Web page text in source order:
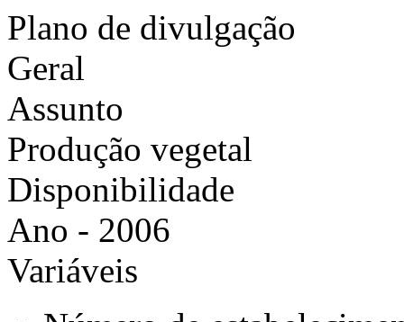
Plano de divulgação
Geral
Assunto
Produção vegetal
Disponibilidade
Ano - 2006
Variáveis